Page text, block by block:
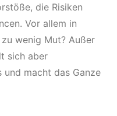
die Risiken
Vor allem in
wenig Mut? Außer
sich aber
und macht das Ganze